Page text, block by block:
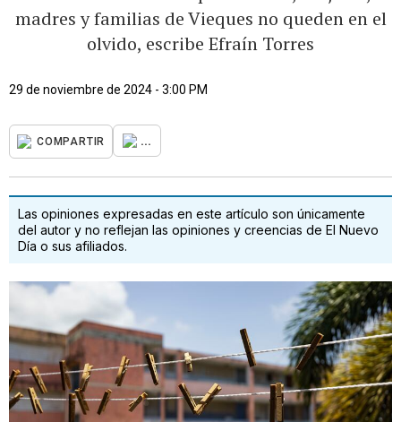
madres y familias de Vieques no queden en el
olvido, escribe Efraín Torres
29 de noviembre de 2024 - 3:00 PM
COMPARTIR ...
Las opiniones expresadas en este artículo son únicamente
del autor y no reflejan las opiniones y creencias de El Nuevo
Día o sus afiliados.